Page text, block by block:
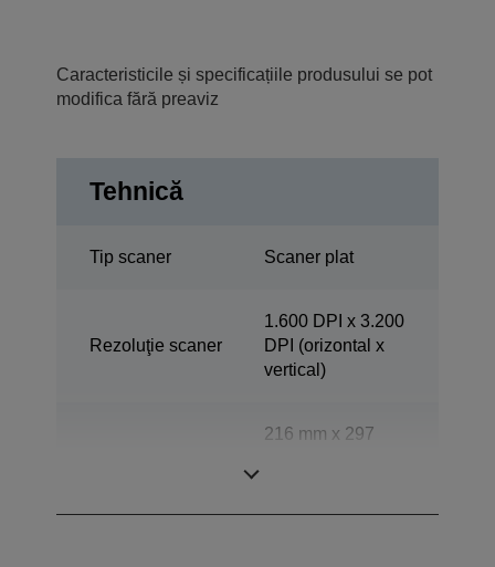
Caracteristicile și specificațiile produsului se pot
modifica fără preaviz
Tehnică
Tip scaner Scaner plat
Rezoluţie scaner
1.600 DPI x 3.200
DPI (orizontal x
vertical)
216 mm x 297